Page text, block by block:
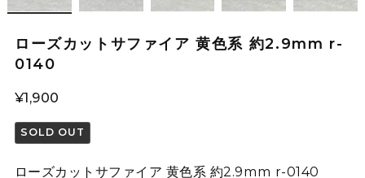
ローズカットサファイア 黄色系 約2.9mm r-
0140
¥1,900
SOLD OUT
ローズカットサファイア 黄色系 約2.9mm r-0140